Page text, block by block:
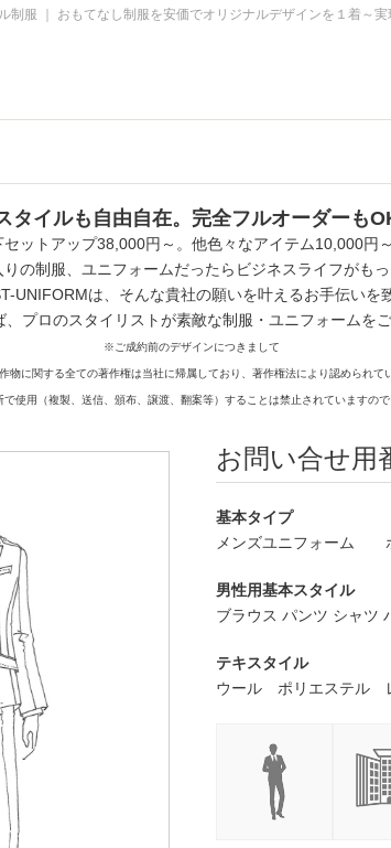
制服 ｜ おもてなし制服を安価でオリジナルデザインを１着～
お問い合わせ
FAQ
イルも自由自在。完全フルオーダーも
セットアップ38,000円～。他色々なアイテム10,000円～
の制服、ユニフォームだったらビジネスライフがも
UNIFORMは、そんな貴社の願いを叶えるお手伝いを
プロのスタイリストが素敵な制服・ユニフォームを
※ご成約前のデザインにつきまして
物に関する全ての著作権は当社に帰属しており、著作権法により認められて
で使用（複製、送信、頒布、譲渡、翻案等）することは禁止されていますので
お問い合せ用
基本タイプ
メンズユニフォーム
男性用基本スタイル
ブラウス パンツ シャツ
テキスタイル
ウール ポリエステル